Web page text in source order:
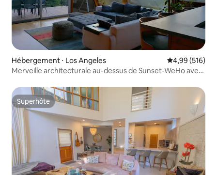
Hébergement ⋅ Los Angeles Évaluation
4,99 (516)
Merveille architecturale au-dessus de Sunset-WeHo avec
Superhôte
Superhôte